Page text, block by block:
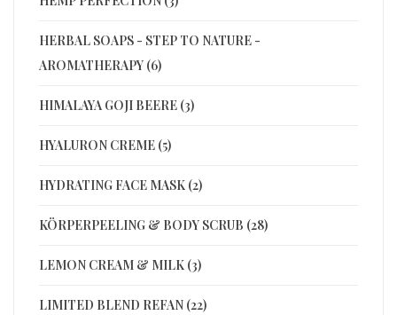
HERBAL SOAPS - STEP TO NATURE -
AROMATHERAPY (6)
HIMALAYA GOJI BEERE (3)
HYALURON CREME (5)
HYDRATING FACE MASK (2)
KÖRPERPEELING & BODY SCRUB (28)
LEMON CREAM & MILK (3)
LIMITED BLEND REFAN (22)